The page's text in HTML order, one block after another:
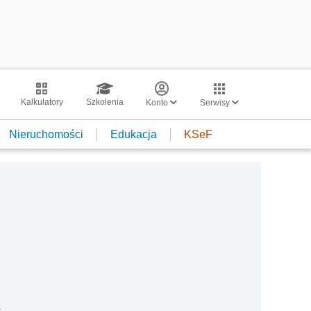
Kalkulatory Szkolenia Konto Serwisy
Nieruchomości Edukacja KSeF